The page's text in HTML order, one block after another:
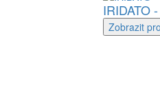
IRIDATO
Zobrazit